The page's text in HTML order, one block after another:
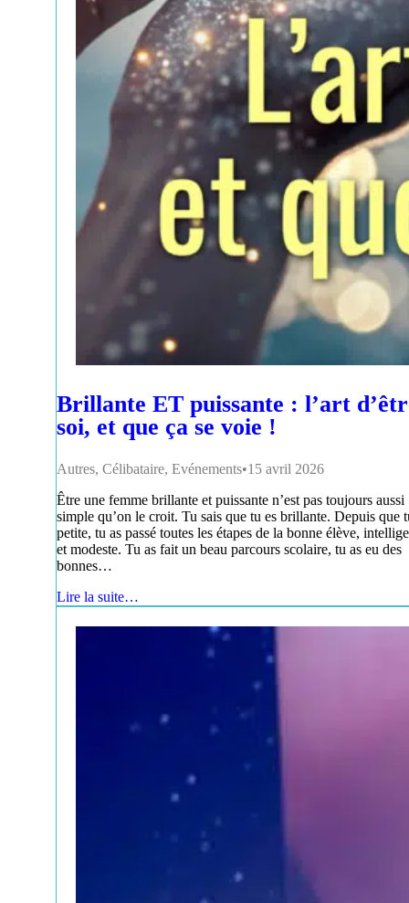
Brillante ET puissante : l’art
soi, et que ça se voie !
Autres,Célibataire,Evénements 15 avril 2026
Être une femme brillante et puissante n’est pas toujours aussi
simple qu’on le croit. Tu sais que tu es brillante. Depuis que
petite, tu as passé toutes les étapes de la bonne élève,
et modeste. Tu as fait un beau parcours scolaire, tu as eu des
bonnes…
Lire la suite…